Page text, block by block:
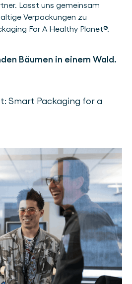
Lasst uns gemeinsam
Verpackungen zu
For A Healthy Planet®.
Smart Packaging for a